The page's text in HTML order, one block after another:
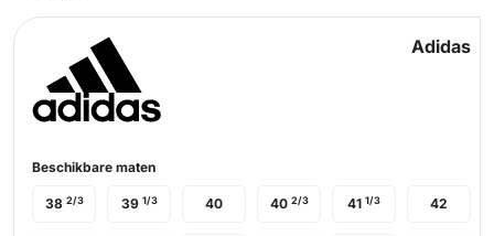
Adidas
Beschikbare maten
38 2/3 39 1/3 40 40 2/3 41 1/3 42